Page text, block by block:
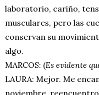
laboratorio, cariño,
musculares, pero las
conservan su
algo.
MARCOS: (Es evidente
LAURA: Mejor. Me
noviembre,